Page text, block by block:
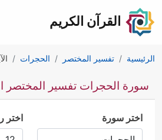
القرآن الكريم
الرئيسية تفسير المختصر الحجرات
سورة الحجرات تفسير المختصر
اختر سورة اختر